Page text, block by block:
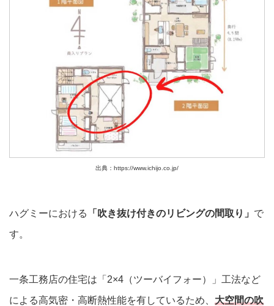
出典：https://www.ichijo.co.jp/
ハグミーにおける 「吹き抜け付きのリビングの間取り」 で
す。
一条工務店の住宅は「2×4（ツーバイフォー）」工法など
による高気密・高断熱性能を有しているため、 大空間の吹